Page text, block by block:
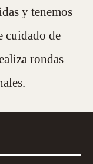
y tenemos
cuidado de
rondas